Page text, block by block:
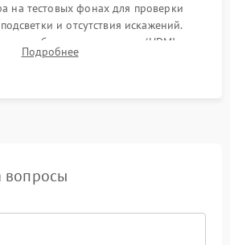
на тестовых фонах для проверки
и отсутствия искажений.
всех портов (HDMI,
кнопок управления под нагрузкой в
Подробнее
вопросы